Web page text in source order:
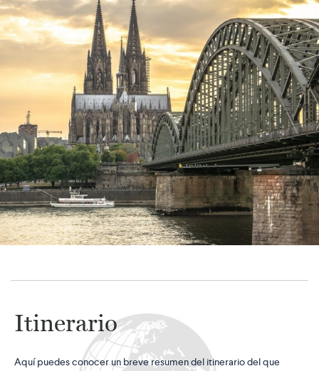
Itinerario
Aquí puedes conocer un breve resumen del itinerario del que